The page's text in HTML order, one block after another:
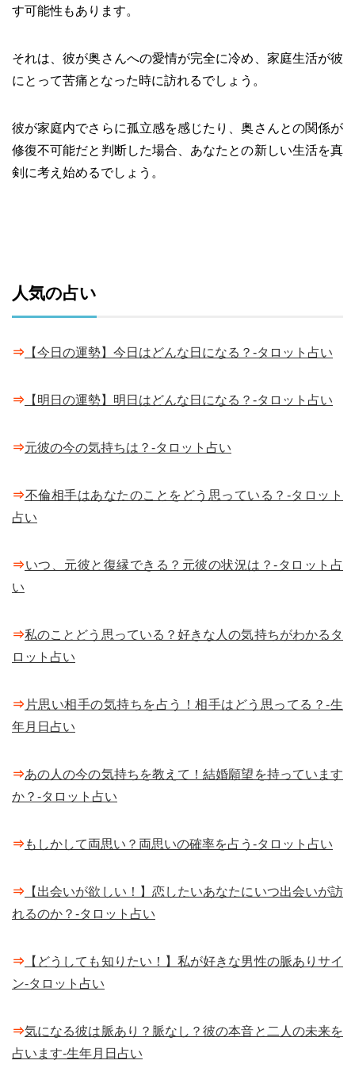
す可能性もあります。
それは、彼が奥さんへの愛情が完全に冷め、家庭生活が彼
にとって苦痛となった時に訪れるでしょう。
彼が家庭内でさらに孤立感を感じたり、奥さんとの関係が
修復不可能だと判断した場合、あなたとの新しい生活を真
剣に考え始めるでしょう。
人気の占い
⇒ 【今日の運勢】今日はどんな日になる？-タロット占い
⇒ 【明日の運勢】明日はどんな日になる？-タロット占い
⇒元彼の今の気持ちは？-タロット占い
⇒不倫相手はあなたのことをどう思っている？-タロット
占い
⇒いつ、元彼と復縁できる？元彼の状況は？-タロット占
い
⇒私のことどう思っている？好きな人の気持ちがわかるタ
ロット占い
⇒ 片思い相手の気持ちを占う！相手はどう思ってる？-生
年月日占い
⇒あの人の今の気持ちを教えて！結婚願望を持っています
か？-タロット占い
⇒もしかして両思い？両思いの確率を占う-タロット占い
⇒ 【出会いが欲しい！】恋したいあなたにいつ出会いが訪
れるのか？-タロット占い
⇒ 【どうしても知りたい！】私が好きな男性の脈ありサイ
ン-タロット占い
⇒気になる彼は脈あり？脈なし？彼の本音と二人の未来を
占います-生年月日占い